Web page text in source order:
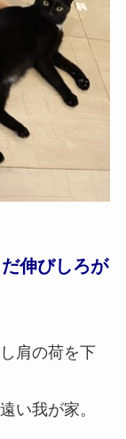
伸びしろが
肩の荷を下
い我が家。